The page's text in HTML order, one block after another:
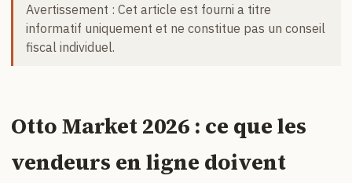
Avertissement : Cet article est fourni a titre
informatif uniquement et ne constitue pas un conseil
fiscal individuel.
Otto Market 2026 : ce que les
vendeurs en ligne doivent